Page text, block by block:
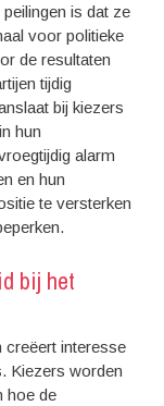
is dat ze
voor politieke
de resultaten
tijdig
bij kiezers
hun
alarm
en hun
te versterken
bij het
creëert interesse
Kiezers worden
hoe de